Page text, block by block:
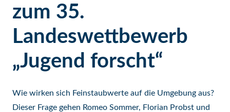
zum 35.
Landeswettbewerb
„Jugend forscht“
Wie wirken sich Feinstaubwerte auf die Umgebung aus?
Dieser Frage gehen Romeo Sommer, Florian Probst und